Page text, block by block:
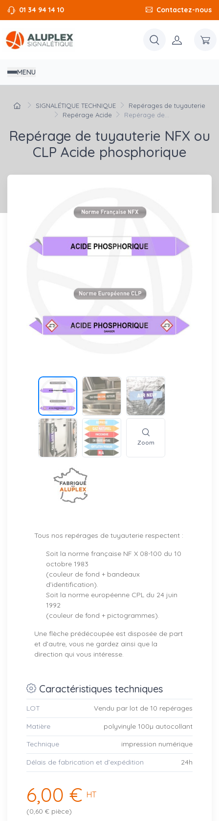
01 34 94 14 10 Contactez-nous
MENU
SIGNALÉTIQUE TECHNIQUE
Repérages de tuyauterie
Repérage Acide
Repérage de...
Repérage de tuyauterie NFX ou
CLP Acide phosphorique
Zoom
Tous nos repérages de tuyauterie respectent :
Soit la norme française NF X 08-100 du 10
octobre 1983
(couleur de fond + bandeaux
d’identification).
Soit la norme européenne CPL du 24 juin
1992
(couleur de fond + pictogrammes).
Une flèche prédécoupée est disposée de part
et d’autre, vous ne gardez ainsi que la
direction qui vous intéresse.
Caractéristiques techniques
LOT Vendu par lot de 10 repérages
Matière polyvinyle 100µ autocollant
Technique impression numérique
Délais de fabrication et d’expédition 24h
6,00 € HT
(0,60 € pièce)